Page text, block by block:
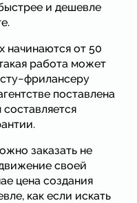
и дешевле
начинаются от 50
работа может
поставлена
заказать не
своей
цена создания
как если искать